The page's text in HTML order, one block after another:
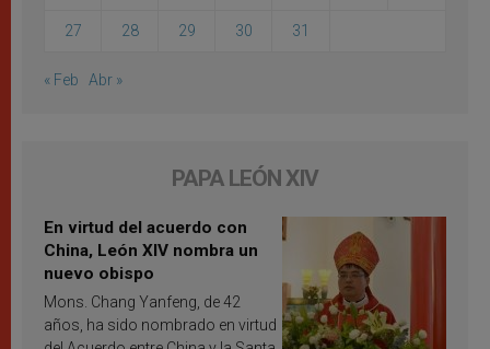
27 28 29 30 31
« Feb Abr »
PAPA LEÓN XIV
En virtud del acuerdo con
China, León XIV nombra un
nuevo obispo
Mons. Chang Yanfeng, de 42
años, ha sido nombrado en virtud